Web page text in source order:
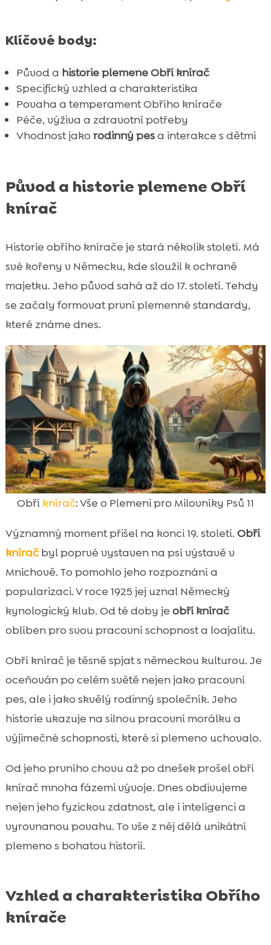
Krmení a výživa Obřího knírače
CricksyDog hypoalergenní krmiva pro
Obřího knírače
Výcvik a socializace Obřího knírače
 Jak vybrat štěně Obřího knírače
 Obří knírač Prezentace psího plemene
 Psí sporty a aktivity pro Obřího knírače
Obří knírač v různých ročních obdobích
Závěr
 FAQ
Klíčové body:
Původ a historie plemeneObří knírač
Specifický vzhled a charakteristika
Povaha a temperament Obřího knírače
Péče, výživa a zdravotní potřeby
Vhodnost jako rodinný pesa interakce s dětmi
Původ a historie plemene Obří
knírač
Historie obřího knírače je stará několik století. Má
své kořeny v Německu, kde sloužil k ochraně
majetku. Jeho původ sahá až do 17. století. Tehdy
se začaly formovat první plemenné standardy,
které známe dnes.
Obří knírač: Vše o Plemeni pro Milovníky Psů 11
Významný moment přišel na konci 19. století. Obří
kníračbyl poprvé vystaven na psí výstavě v
Mnichově. To pomohlo jeho rozpoznání a
popularizaci. V roce 1925 jej uznal Německý
kynologický klub. Od té doby je obří knírač
oblíben pro svou pracovní schopnost a loajalitu.
Obří knírač je těsně spjat s německou kulturou. Je
oceňován po celém světě nejen jako pracovní
pes, ale i jako skvělý rodinný společník. Jeho
historie ukazuje na silnou pracovní morálku a
výjimečné schopnosti, které si plemeno uchovalo.
Od jeho prvního chovu až po dnešek prošel obří
knírač mnoha fázemi vývoje. Dnes obdivujeme
nejen jeho fyzickou zdatnost, ale i inteligenci a
vyrovnanou povahu. To vše z něj dělá unikátní
plemeno s bohatou historií.
Vzhled a charakteristika Obřího
knírače